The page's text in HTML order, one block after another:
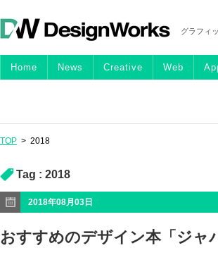
グラフィ
Home News Creative Web
TOP > 2018
Tag : 2018
2018年08月03日
おすすめのデザイン本「ジャ